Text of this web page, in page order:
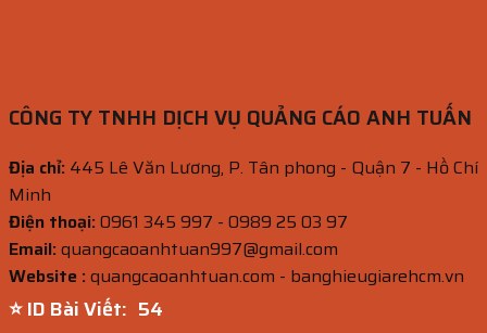
CÔNG TY TNHH DỊCH VỤ QUẢNG CÁO ANH TUẤN
Địa chỉ: 445 Lê Văn Lương, P. Tân phong - Quận 7 - Hồ Chí
Minh
Điện thoại:0961 345 997 - 0989 25 03 97
Email:quangcaoanhtuan997@gmail.com
Website :quangcaoanhtuan.com - banghieugiarehcm.vn
⭐ ID Bài Viết: 53